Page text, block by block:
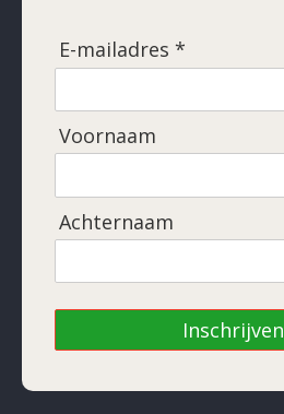
E-mailadres *
Voornaam
Achternaam
Inschrijven